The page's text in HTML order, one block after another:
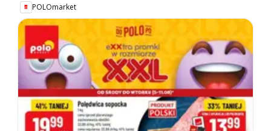
POLOmarket